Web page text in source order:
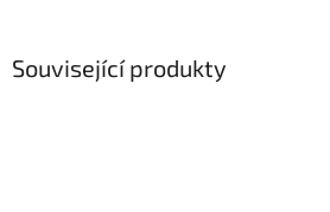
Související produkty